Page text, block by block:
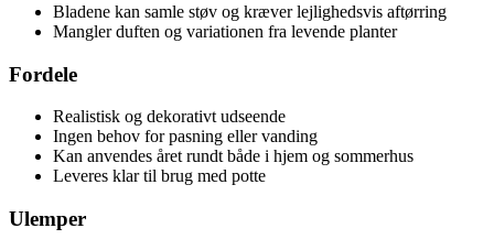
Bladene kan samle støv og kræver lejlighedsvis aftørring
Mangler duften og variationen fra levende planter
Fordele
Realistisk og dekorativt udseende
Ingen behov for pasning eller vanding
Kan anvendes året rundt både i hjem og sommerhus
Leveres klar til brug med potte
Ulemper